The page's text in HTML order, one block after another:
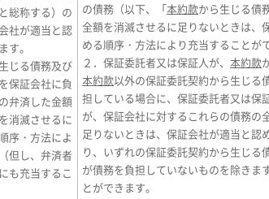
総称する）の
社が適当と認
す。
じる債務及び
保証会社に負
弁済した金額
消滅させるに
序・方法によ
但し、弁済者
も充当するこ
の債務（以下、「本約款から生じる債
全額を消滅させるに足りないときは、
める順序・方法により充当することが
２．保証委託者又は保証人が、 本約款
本約款以外の保証委託契約から生じる
担している場合に、保証委託者又は保
が、保証会社に対するこれらの債務の
足りないときは、保証会社が適当と認
り、いずれの保証委託契約から生じる
が債務を負担していないものを除きま
とができます。